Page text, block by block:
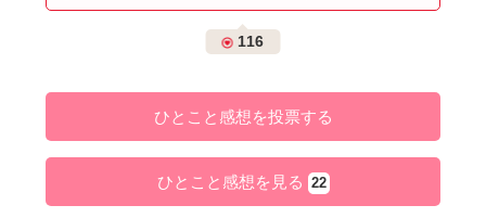
116
ひとこと感想を投票する
ひとこと感想を見る 22